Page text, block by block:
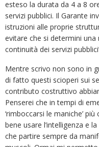
esteso la durata da 4 a 8
servizi pubblici. Il Garante
istruzioni alle proprie
evitare che si determini
continuità dei servizi
Mentre scrivo non sono in
di fatto questi scioperi sui
contributo costruttivo
Penserei che in tempi di
‘rimboccarsi le maniche’ più
bene usare l’intelligenza e
che partire sempre da